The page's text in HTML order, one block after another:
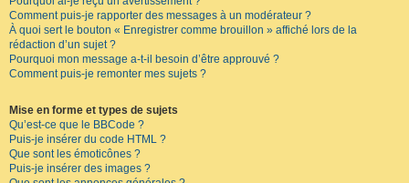
Comment puis-je rapporter des messages à un modérateur ?
À quoi sert le bouton « Enregistrer comme brouillon » affiché lors de la
rédaction d’un sujet ?
Pourquoi mon message a-t-il besoin d’être approuvé ?
Comment puis-je remonter mes sujets ?
Mise en forme et types de sujets
Qu’est-ce que le BBCode ?
Puis-je insérer du code HTML ?
Que sont les émoticônes ?
Puis-je insérer des images ?